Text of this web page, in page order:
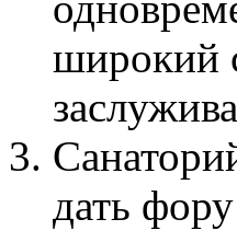
широкий
дать